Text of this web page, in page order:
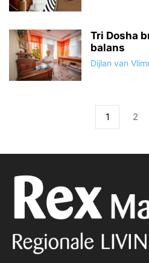
Tri Dosha
balans
Dijlan van
1 2